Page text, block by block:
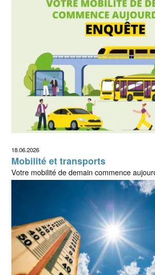
18.06.2026
Mobilité et transports
Votre mobilité de demain commence